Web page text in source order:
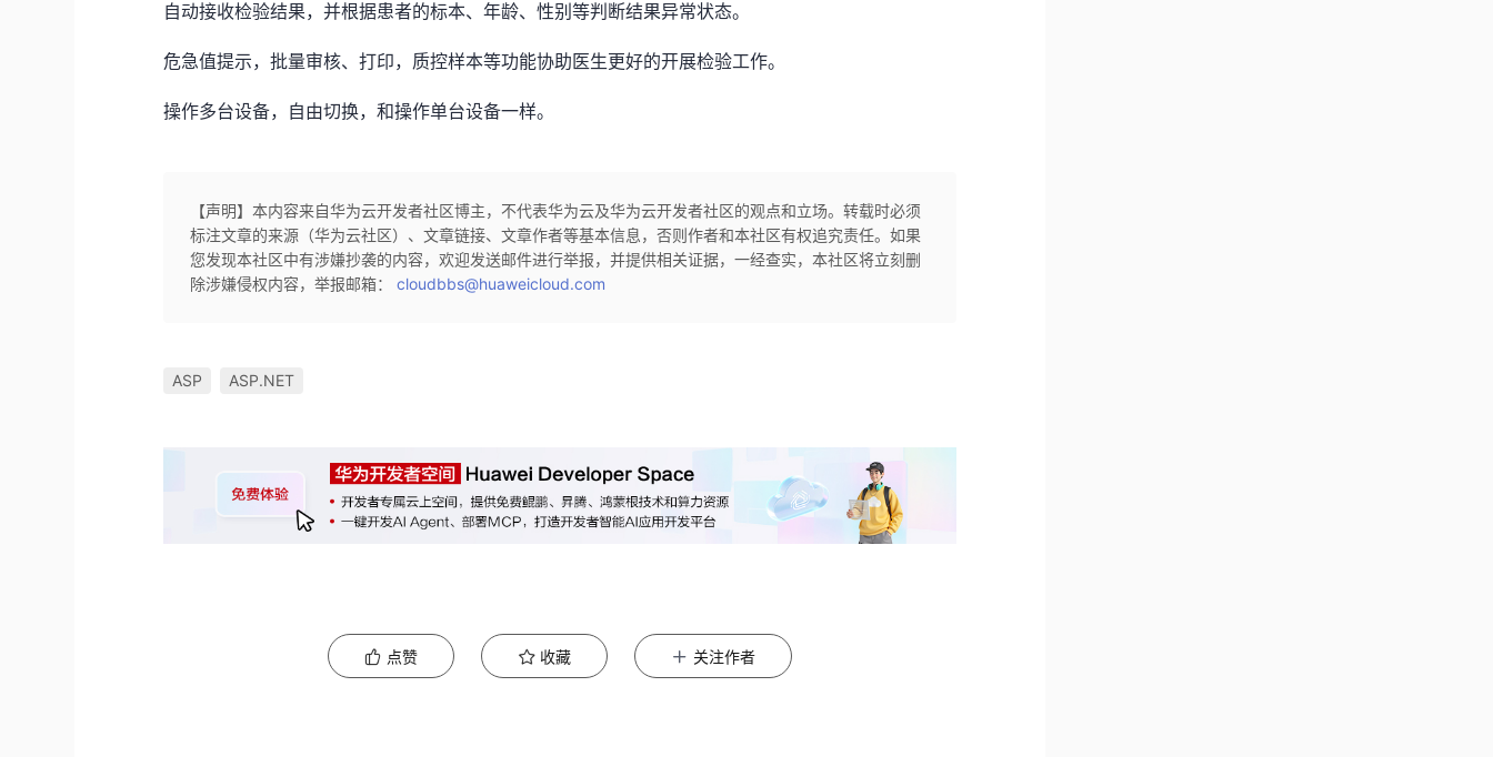
自动接收检验结果，并根据患者的标本、年龄、性别等判断结果异常状态。
危急值提示，批量审核、打印，质控样本等功能协助医生更好的开展检验工作。
操作多台设备，自由切换，和操作单台设备一样。
【声明】本内容来自华为云开发者社区博主，不代表华为云及华为云开发者社区的观点和立场。转载时必须
标注文章的来源（华为云社区）、文章链接、文章作者等基本信息，否则作者和本社区有权追究责任。如果
您发现本社区中有涉嫌抄袭的内容，欢迎发送邮件进行举报，并提供相关证据，一经查实，本社区将立刻删
除涉嫌侵权内容，举报邮箱：cloudbbs@huaweicloud.com
ASP ASP.NET
点赞 收藏 关注作者